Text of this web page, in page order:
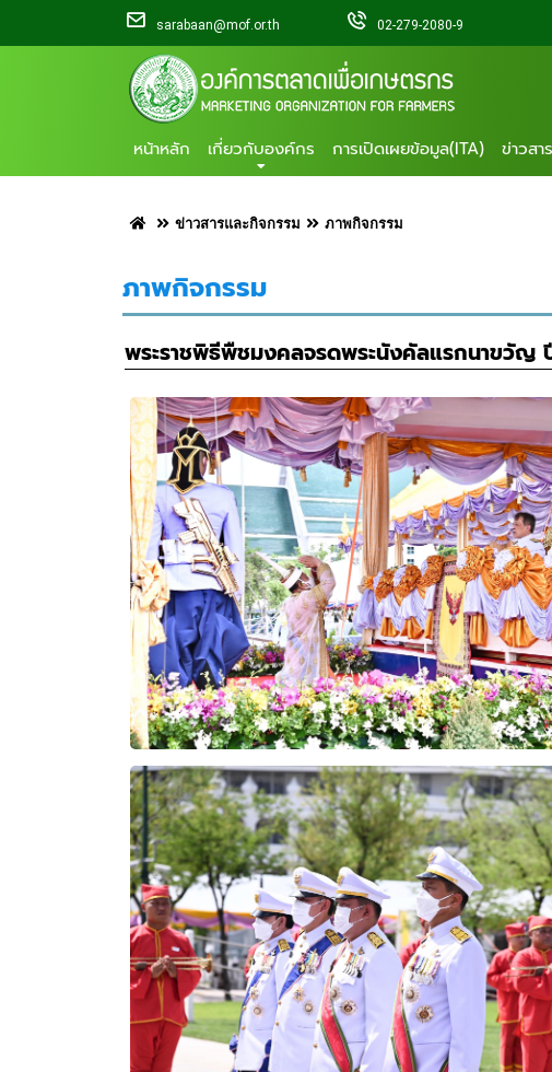
sarabaan@mof.or.th 02-279-2080-9
หน้าหลัก เกี่ยวกับองค์กร การเปิดเผยข้อมูล(ITA) ข่าวสา
ข่าวสารและกิจกรรม ภาพกิจกรรม
ภาพกิจกรรม
พระราชพิธีพืชมงคลจรดพระนังคัลแรกนาขวัญ